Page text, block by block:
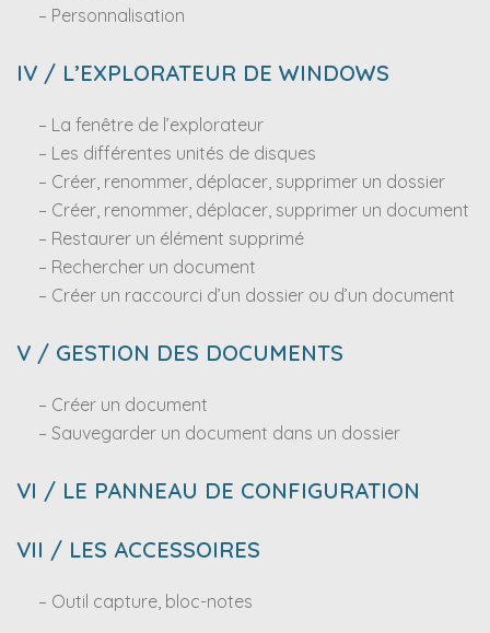
– Personnalisation
IV / L’EXPLORATEUR DE WINDOWS
– La fenêtre de l’explorateur
– Les différentes unités de disques
– Créer, renommer, déplacer, supprimer un dossier
– Créer, renommer, déplacer, supprimer un document
– Restaurer un élément supprimé
– Rechercher un document
– Créer un raccourci d’un dossier ou d’un document
V / GESTION DES DOCUMENTS
– Créer un document
– Sauvegarder un document dans un dossier
VI / LE PANNEAU DE CONFIGURATION
VII / LES ACCESSOIRES
– Outil capture, bloc-notes